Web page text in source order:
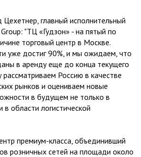
главный исполнительный
"ТЦ «Гудзон» - на пятый по
торговый центр в Москве.
уже достиг 90%, и мы ожидаем, что
в аренду еще до конца текущего
Россию в качестве
рынков и оцениваем новые
в будущем не только в
в области логистической
премиум-класса, объединивший
розничных сетей на площади около